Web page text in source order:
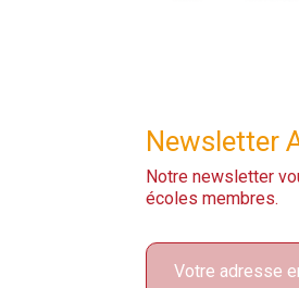
Newsletter
Notre newsletter
écoles membres.